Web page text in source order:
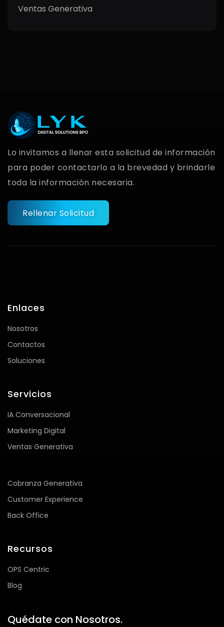
Ventas Generativa
Lo invitamos a llenar esta solicitud de información
para poder contactarlo a la brevedad y brindarle
toda la información necesaria.
Rellenar Solicitud
Enlaces
Nosotros
Contactos
Soluciones
Servicios
IA Conversacional
Marketing Digital
Ventas Generativa
Cobranza Generativa
Customer Experience
Back Office
Recursos
OPS Centric
Blog
Quédate con Nosotros.